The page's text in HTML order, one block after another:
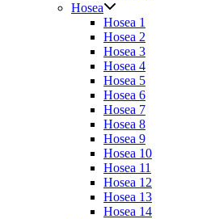
Hosea
Hosea 1
Hosea 2
Hosea 3
Hosea 4
Hosea 5
Hosea 6
Hosea 7
Hosea 8
Hosea 9
Hosea 10
Hosea 11
Hosea 12
Hosea 13
Hosea 14